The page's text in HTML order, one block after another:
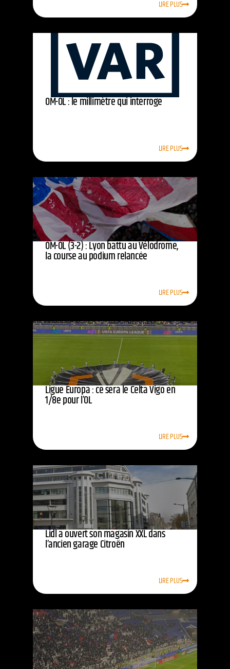
LIRE PLUS
OM-OL : le millimètre qui interroge
LIRE PLUS
OM-OL (3-2) : Lyon battu au Vélodrome,
la course au podium relancée
LIRE PLUS
Ligue Europa : ce sera le Celta Vigo en
1/8e pour l’OL
LIRE PLUS
Lidl a ouvert son magasin XXL dans
l’ancien garage Citroën
LIRE PLUS